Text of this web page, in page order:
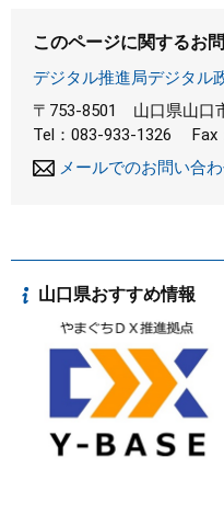
このページに関するお
デジタル推進局デジタル
〒753-8501
山口県山口
Tel：083-933-1326
Fax
メールでのお問い合
山口県おすすめ情報